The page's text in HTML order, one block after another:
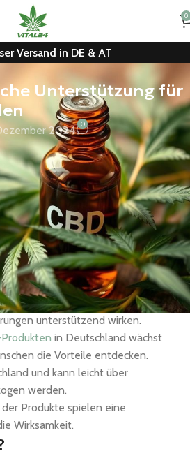
0
Versand in DE & AT
Unterstützung für
2024 0
von CBD Öl. Es fördert Ihr
Weise. In Deutschland istCBD Öl
hilft bei Stress, Schmerzen und
das aus der Hanfpflanze
Beschwerden wie Stress,
unterstützend wirken.
in Deutschland wächst
die Vorteile entdecken.
und kann leicht über
werden.
Produkte spielen eine
Wirksamkeit.